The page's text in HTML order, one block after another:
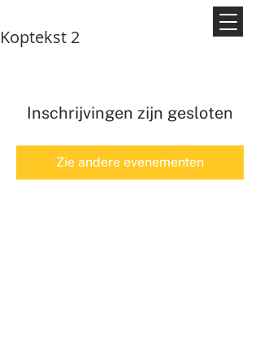
Koptekst 2
Inschrijvingen zijn gesloten
Zie andere evenementen